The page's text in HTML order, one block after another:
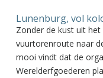
Lunenburg, vol
Zonder de kust uit
vuurtorenroute naar
mooi vindt dat de
Werelderfgoederen